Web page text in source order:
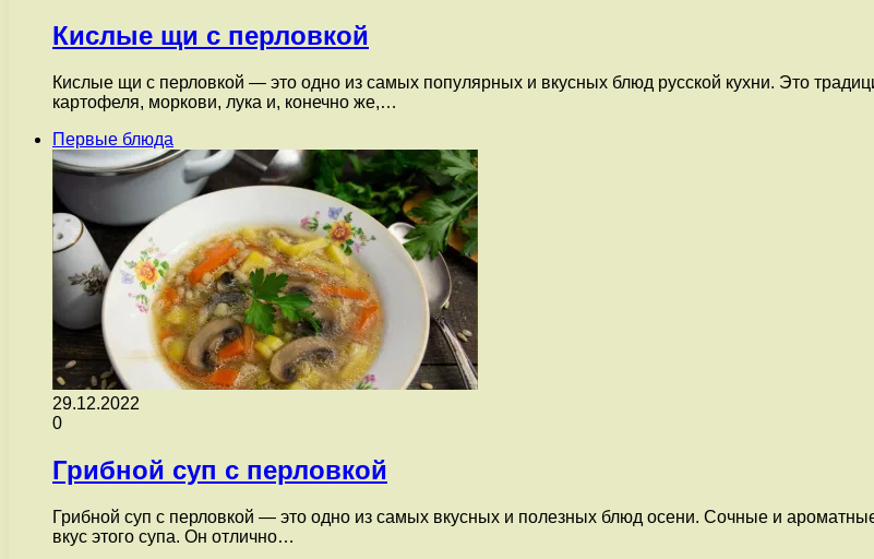
Кислые щи с перловкой
Кислые щи с перловкой — это одно из самых популярных и вкусных блюд русской кухни. Это
картофеля, моркови, лука и, конечно же,…
Первые блюда
29.12.2022
0
Грибной суп с перловкой
Грибной суп с перловкой — это одно из самых вкусных и полезных блюд осени. Сочные и
вкус этого супа. Он отлично…